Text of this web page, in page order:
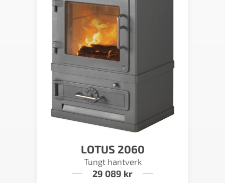
LOTUS 2060
Tungt hantverk
29 089 kr